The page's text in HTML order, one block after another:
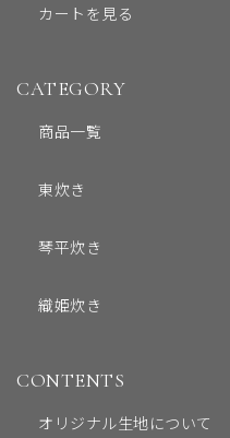
カートを見る
CATEGORY
商品一覧
東炊き
琴平炊き
織姫炊き
CONTENTS
オリジナル生地について